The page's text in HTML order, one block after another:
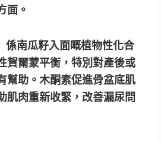
面。
係南瓜籽入面嘅植物性化合
賀爾蒙平衡，特別對產後或
幫助。木酮素促進骨盆底肌
肌肉重新收緊，改善漏尿問